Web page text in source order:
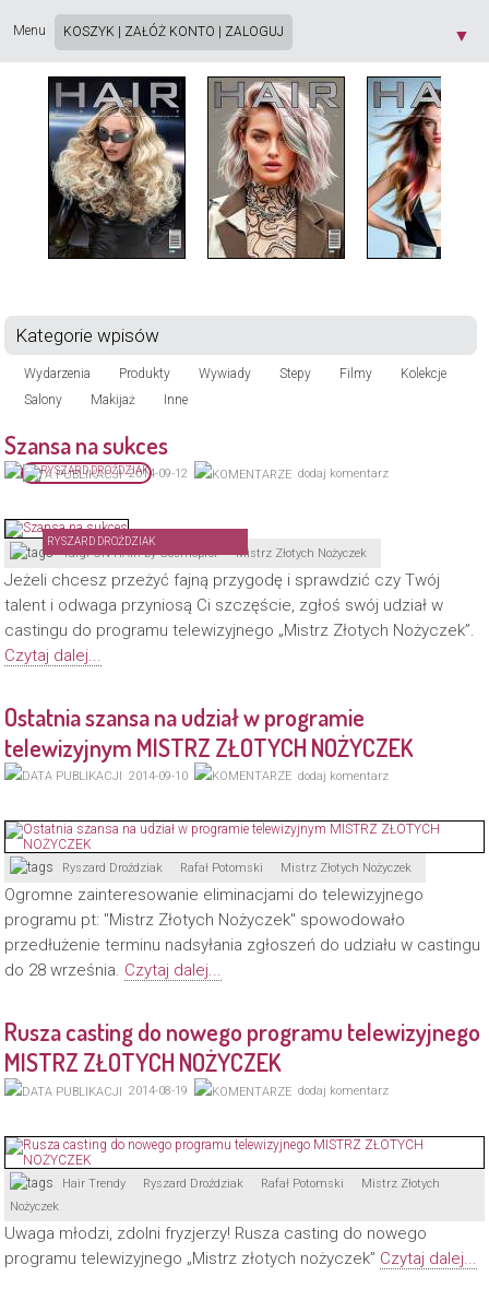
Menu ▼
KOSZYK ZAŁÓŻ KONTO ZALOGUJ
Kategorie wpisów
Wydarzenia Produkty Wywiady Stepy Filmy
Kolekcje
Salony
Makijaż Inne
Szansa na sukces
2014-09-12 dodaj komentarz
RYSZARD DROŹDZIAK
Targi ON HAIR by Cosmoprof Mistrz Złotych Nożyczek
Jeżeli chcesz przeżyć fajną przygodę i sprawdzić czy Twój
talent i odwaga przyniosą Ci szczęście, zgłoś swój udział w
castingu do programu telewizyjnego „Mistrz Złotych Nożyczek”.
Czytaj dalej...
Ostatnia szansa na udział w programie
telewizyjnym MISTRZ ZŁOTYCH NOŻYCZEK
2014-09-10 dodaj komentarz
Ryszard Droździak Rafał Potomski Mistrz Złotych Nożyczek
Ogromne zainteresowanie eliminacjami do telewizyjnego
programu pt: "Mistrz Złotych Nożyczek" spowodowało
przedłużenie terminu nadsyłania zgłoszeń do udziału w castingu
do 28 września. Czytaj dalej...
Rusza casting do nowego programu telewizyjnego
MISTRZ ZŁOTYCH NOŻYCZEK
2014-08-19 dodaj komentarz
Hair Trendy Ryszard Droździak Rafał Potomski
Mistrz Złotych
Nożyczek
Uwaga młodzi, zdolni fryzjerzy! Rusza casting do nowego
programu telewizyjnego „Mistrz złotych nożyczek” Czytaj dalej...
cookie, zgodnie z aktualnymi ustawieniami przeglądarki. Dowiedz się więcej o
Prywatności [X]